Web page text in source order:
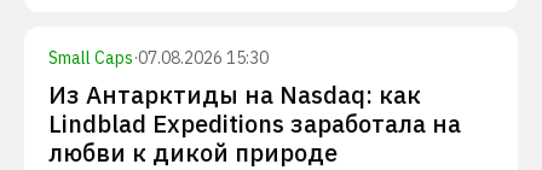
Small Caps·07.08.2026 15:30
Из Антарктиды на Nasdaq: как
Lindblad Expeditions заработала на
любви к дикой природе